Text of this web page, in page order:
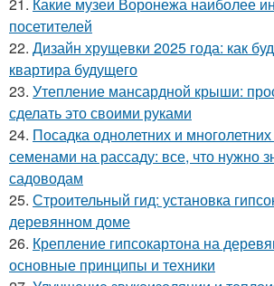
посетителей
22. Дизайн хрущевки 2025 года: как
квартира будущего
23. Утепление мансардной крыши:
сделать это своими руками
24. Посадка однолетних и
семенами на рассаду: все, что нужно
садоводам
25. Строительный гид: установка
деревянном доме
26. Крепление гипсокартона на
основные принципы и техники